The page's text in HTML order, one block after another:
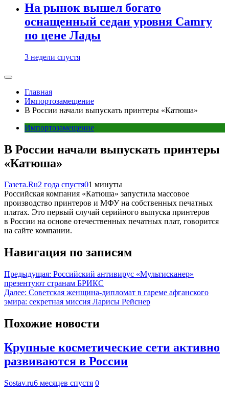
На рынок вышел богато
оснащенный седан уровня Camry
по цене Лады
3 недели спустя
Главная
Импортозамещение
В России начали выпускать принтеры «Катюша»
Импортозамещение
В России начали выпускать принтеры
«Катюша»
Газета.Ru2 года спустя01 минуты
Российская компания «Катюша» запустила массовое
производство принтеров и МФУ на собственных печатных
платах. Это первый случай серийного выпуска принтеров
в России на основе отечественных печатных плат, говорится
на сайте компании.
Навигация по записям
Предыдущая: Российский антивирус «Мультисканер»
презентуют странам БРИКС
Далее: Советская женщина-дипломат в гареме афганского
эмира: секретная миссия Ларисы Рейснер
Похожие новости
Крупные косметические сети активно
развиваются в России
Sostav.ru6 месяцев спустя 0